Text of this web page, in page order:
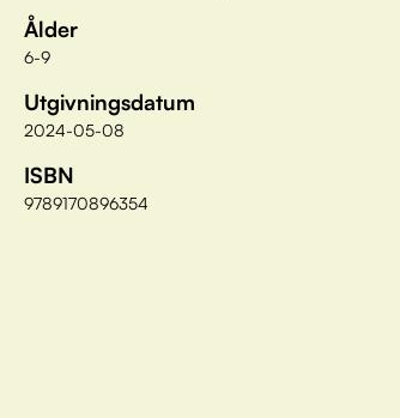
Ålder
6-9
Utgivningsdatum
2024-05-08
ISBN
9789170896354